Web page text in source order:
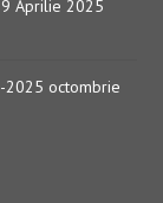
Aprilie 2025
2025 octombrie